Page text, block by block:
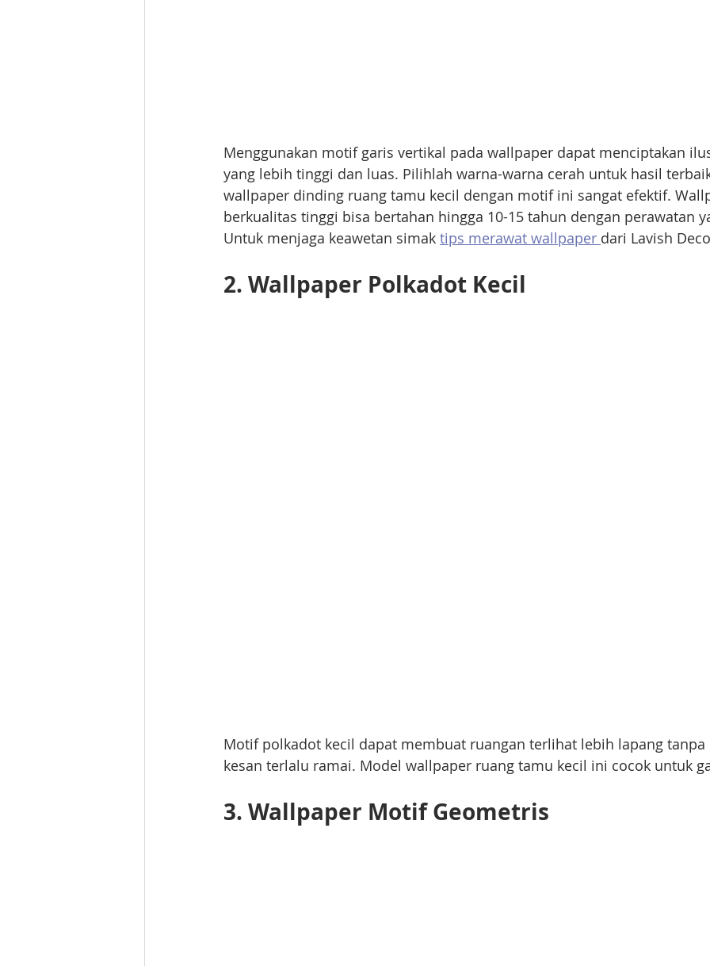
Menggunakan motif garis vertikal pada wallpaper dapat menciptakan
yang lebih tinggi dan luas. Pilihlah warna-warna cerah untuk hasil
wallpaper dinding ruang tamu kecil dengan motif ini sangat efektif.
berkualitas tinggi bisa bertahan hingga 10-15 tahun dengan perawatan
Untuk menjaga keawetan simak tips merawat wallpaper dari Lavish
2. Wallpaper Polkadot Kecil
Motif polkadot kecil dapat membuat ruangan terlihat lebih lapang
kesan terlalu ramai. Model wallpaper ruang tamu kecil ini cocok untuk
3. Wallpaper Motif Geometris